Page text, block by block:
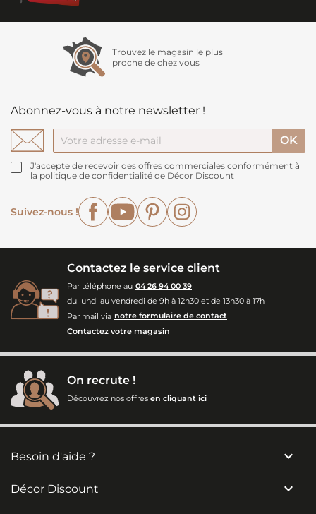
Trouvez le magasin le plus
proche de chez vous
Abonnez-vous à notre newsletter !
J'accepte de recevoir des offres commerciales conformément à
la politique de confidentialité de Décor Discount
Suivez-nous !
FacebookYouTubePinterest
Contactez le service client
Par téléphone au 04 26 94 00 39
du lundi au vendredi de 9h à 12h30 et de 13h30 à 17h
Par mail via notre formulaire de contact
Contactez votre magasin
On recrute !
Découvrez nos offres en cliquant ici
Besoin d'aide ? 
Décor Discount
